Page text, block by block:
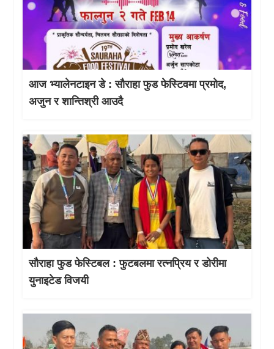
आज भ्यालेनटाइन डे : साैराहा फुड फेस्टिवमा प्रमाेद,
अजुन र शान्तिश्री आउदै
सौराहा फुड फेस्टिबल : फुटबलमा रत्नप्रिय र डोरीमा
युनाइटेड विजयी